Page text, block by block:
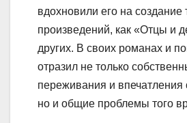
вдохновили его на создание
произведений, как «Отцы и
других. В своих романах и
отразил не только
переживания и впечатления
но и общие проблемы того